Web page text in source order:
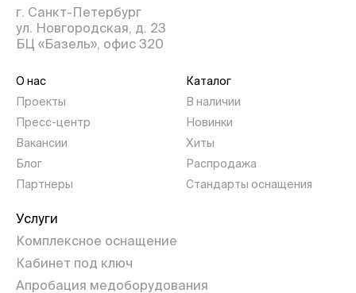
г. Санкт-Петербург
ул. Новгородская, д. 23
БЦ «Базель», офис 320
О нас
Проекты
Пресс-центр
Вакансии
Блог
Партнеры
Каталог
В наличии
Новинки
Хиты
Распродажа
Стандарты оснащения
Услуги
Комплексное оснащение
Кабинет под ключ
Апробация медоборудования